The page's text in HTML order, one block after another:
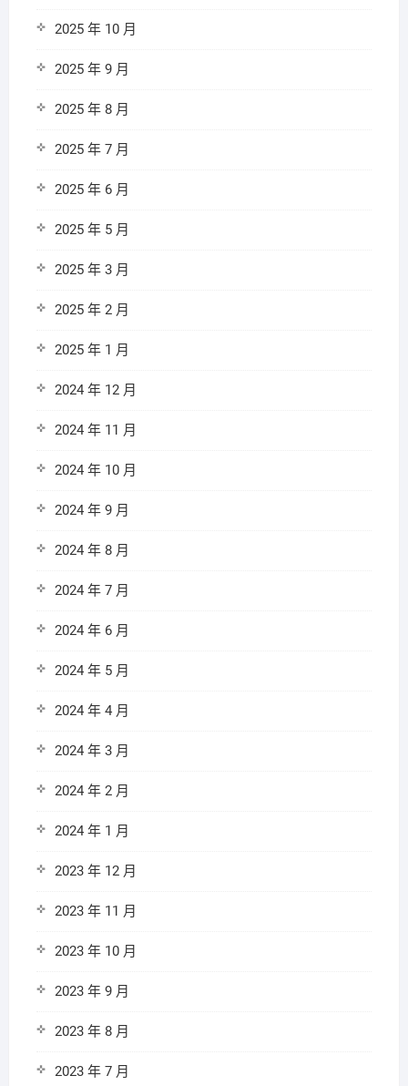
2025 年 10 月
2025 年 9 月
2025 年 8 月
2025 年 7 月
2025 年 6 月
2025 年 5 月
2025 年 3 月
2025 年 2 月
2025 年 1 月
2024 年 12 月
2024 年 11 月
2024 年 10 月
2024 年 9 月
2024 年 8 月
2024 年 7 月
2024 年 6 月
2024 年 5 月
2024 年 4 月
2024 年 3 月
2024 年 2 月
2024 年 1 月
2023 年 12 月
2023 年 11 月
2023 年 10 月
2023 年 9 月
2023 年 8 月
2023 年 7 月